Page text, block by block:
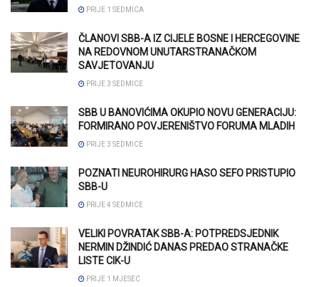
PRIJE 1 SEDMICA
ČLANOVI SBB-A IZ CIJELE BOSNE I HERCEGOVINE
NA REDOVNOM UNUTARSTRANAČKOM
SAVJETOVANJU
PRIJE 3 SEDMICE
SBB U BANOVIĆIMA OKUPIO NOVU GENERACIJU:
FORMIRANO POVJERENIŠTVO FORUMA MLADIH
PRIJE 3 SEDMICE
POZNATI NEUROHIRURG HASO SEFO PRISTUPIO
SBB-U
PRIJE 4 SEDMICE
VELIKI POVRATAK SBB-A: POTPREDSJEDNIK
NERMIN DŽINDIĆ DANAS PREDAO STRANAČKE
LISTE CIK-U
PRIJE 1 MJESEC